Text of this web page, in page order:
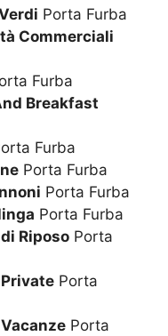
Porta Furba
Commerciali
Furba
Breakfast
Furba
Porta Furba
Porta Furba
Porta Furba
Riposo Porta
Porta
Porta